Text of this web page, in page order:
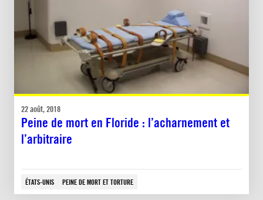
22 août, 2018
Peine de mort en Floride : l’acharnement et
l’arbitraire
ÉTATS-UNIS PEINE DE MORT ET TORTURE